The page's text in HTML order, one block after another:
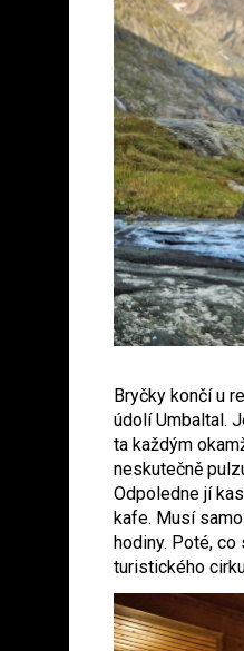
Bryčky končí u
údolí Umbaltal.
ta každým
neskutečně
Odpoledne jí
kafe. Musí
hodiny. Poté,
turistického